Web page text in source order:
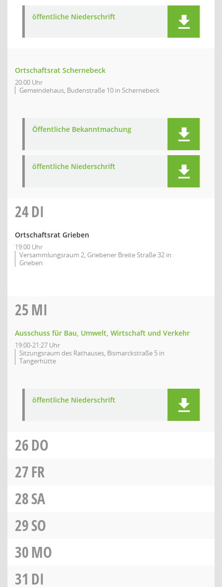
öffentliche Niederschrift
Ortschaftsrat Schernebeck
20:00 Uhr
Gemeindehaus, Budenstraße 10 in Schernebeck
Öffentliche Bekanntmachung
öffentliche Niederschrift
24DI
Ortschaftsrat Grieben
19:00 Uhr
Versammlungsraum 2, Griebener Breite Straße 32 in
Grieben
25MI
Ausschuss für Bau, Umwelt, Wirtschaft und Verkehr
19:00-21:27 Uhr
Sitzungsraum des Rathauses, Bismarckstraße 5 in
Tangerhütte
öffentliche Niederschrift
26DO
27FR
28SA
29SO
30MO
31 DI